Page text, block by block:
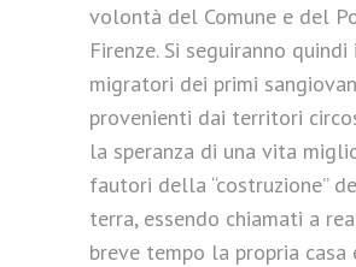
volontà del Comune e del
Firenze. Si seguiranno
migratori dei primi
provenienti dai territori
la speranza di una vita
fautori della “costruzione”
terra, essendo chiamati a
breve tempo la propria casa